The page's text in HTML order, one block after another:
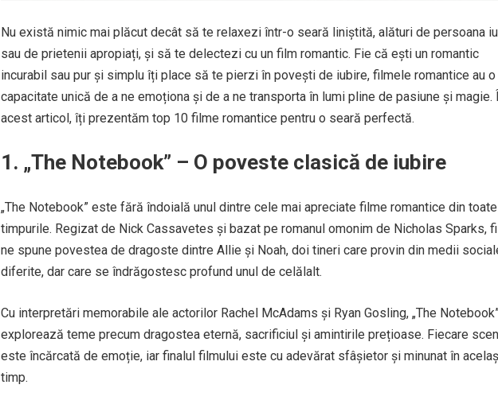
Nu există nimic mai plăcut decât să te relaxezi într-o seară liniștită, alături de persoana
sau de prietenii apropiați, și să te delectezi cu un film romantic. Fie că ești un romantic
incurabil sau pur și simplu îți place să te pierzi în povești de iubire, filmele romantice au o
capacitate unică de a ne emoționa și de a ne transporta în lumi pline de pasiune și magie.
acest articol, îți prezentăm top 10 filme romantice pentru o seară perfectă.
1. „The Notebook” – O poveste clasică de iubire
„The Notebook” este fără îndoială unul dintre cele mai apreciate filme romantice din toate
timpurile. Regizat de Nick Cassavetes și bazat pe romanul omonim de Nicholas Sparks,
ne spune povestea de dragoste dintre Allie și Noah, doi tineri care provin din medii
diferite, dar care se îndrăgostesc profund unul de celălalt.
Cu interpretări memorabile ale actorilor Rachel McAdams și Ryan Gosling, „The
explorează teme precum dragostea eternă, sacrificiul și amintirile prețioase. Fiecare
este încărcată de emoție, iar finalul filmului este cu adevărat sfâșietor și minunat în
timp.